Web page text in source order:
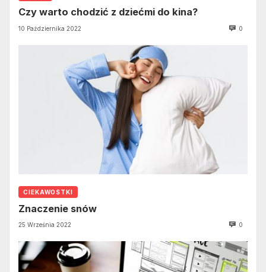
Czy warto chodzić z dziećmi do kina?
10 Października 2022 0
CIEKAWOSTKI
Znaczenie snów
25 Września 2022 0